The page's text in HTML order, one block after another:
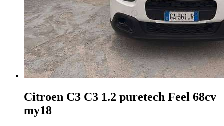
Citroen C3 C3 1.2 puretech Feel 68cv
my18